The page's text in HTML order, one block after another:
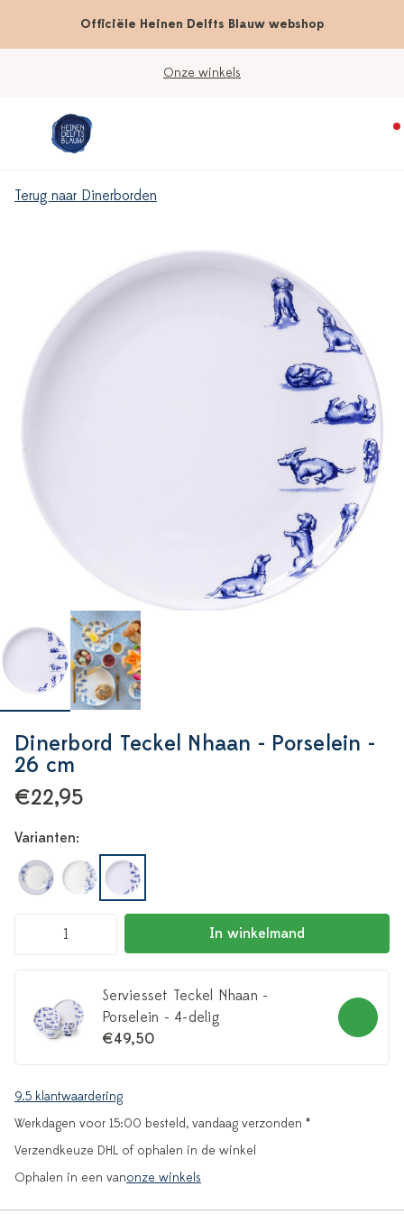
Officiële Heinen Delfts Blauw webshop
Onze winkels
Terug naar Dinerborden
Dinerbord Teckel Nhaan - Porselein -
26 cm
€22,95
Varianten:
In winkelmand
Serviesset Teckel Nhaan -
Porselein - 4-delig
€49,50
9.5 klantwaardering
Werkdagen voor 15:00 besteld, vandaag verzonden *
Verzendkeuze DHL of ophalen in de winkel
Ophalen in een vanonze winkels